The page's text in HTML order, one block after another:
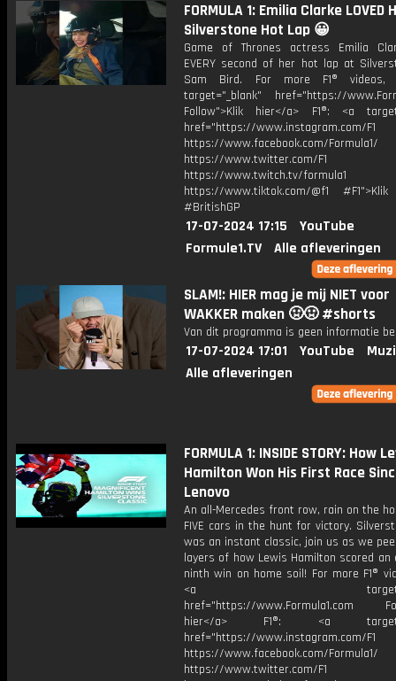
FORMULA 1: Emilia Clarke LOVED
Silverstone Hot Lap 😀
Game of Thrones actress Emilia
EVERY second of her hot lap at
Sam Bird. For more F1®
target="_blank" href="https://
Follow">Klik hier</a> F1®: <a
href="https://www.instagram.com/F1
https://www.facebook.com/Formula1/
https://www.twitter.com/F1
https://www.twitch.tv/formula1
https://www.tiktok.com/@f1
#BritishGP
17-07-2024 17:15
YouTube
Formule1.TV
Alle afleveringen
SLAM!: HIER mag je mij NIET voor
WAKKER maken 🤢🤢 #shorts
Van dit programma is geen informatie
17-07-2024 17:01 YouTube
Alle afleveringen
FORMULA 1: INSIDE STORY: How
Hamilton Won His First Race
Lenovo
An all-Mercedes front row, rain on the
FIVE cars in the hunt for victory.
was an instant classic, join us as we
layers of how Lewis Hamilton scored an
ninth win on home soil! For more F1®
<a
href="https://www.Formula1.com
hier</a> F1®: <a
href="https://www.instagram.com/F1
https://www.facebook.com/Formula1/
https://www.twitter.com/F1